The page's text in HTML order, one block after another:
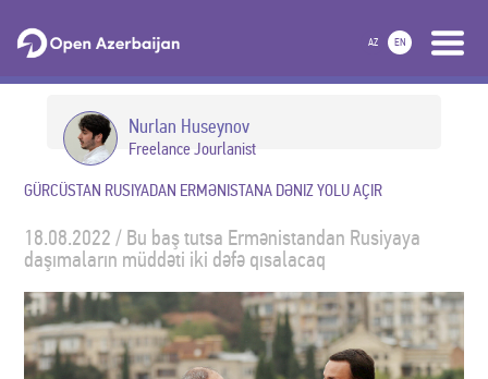
AZ EN
Nurlan Huseynov
Freelance Jourlanist
GÜRCÜSTAN RUSIYADAN ERMƏNISTANA DƏNIZ YOLU AÇIR
18.08.2022 / Bu baş tutsa Ermənistandan Rusiyaya
daşımaların müddəti iki dəfə qısalacaq